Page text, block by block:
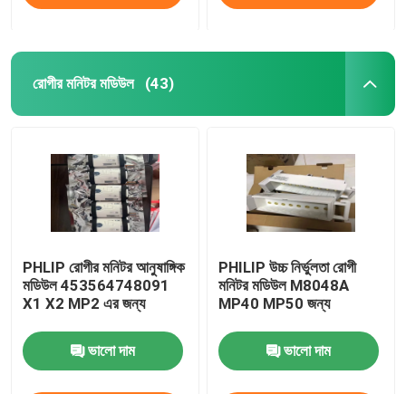
রোগীর মনিটর মডিউল (43)
PHLIP রোগীর মনিটর আনুষাঙ্গিক
মডিউল 453564748091
X1 X2 MP2 এর জন্য
ভালো দাম
PHILIP উচ্চ নির্ভুলতা রোগী
মনিটর মডিউল M8048A
MP40 MP50 জন্য
ভালো দাম